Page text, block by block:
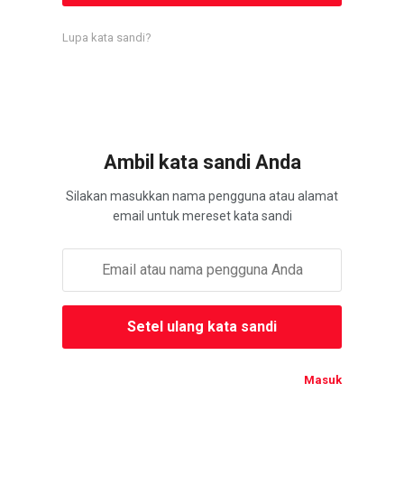
Lupa kata sandi?
Ambil kata sandi Anda
Silakan masukkan nama pengguna atau alamat
email untuk mereset kata sandi
Masuk